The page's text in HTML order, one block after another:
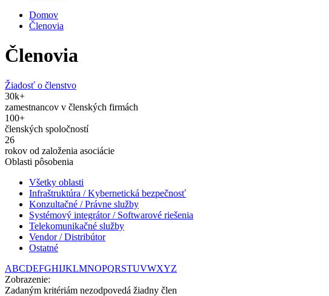
Domov
Členovia
Členovia
Žiadosť o členstvo
30k+
zamestnancov v členských firmách
100+
členských spoločností
26
rokov od založenia asociácie
Oblasti pôsobenia
Všetky oblasti
Infraštruktúra / Kybernetická bezpečnosť
Konzultačné / Právne služby
Systémový integrátor / Softwarové riešenia
Telekomunikačné služby
Vendor / Distribútor
Ostatné
ABCDEFGHIJKLMNOPQRSTUVWXYZ
Zobrazenie:
Zadaným kritériám nezodpovedá žiadny člen